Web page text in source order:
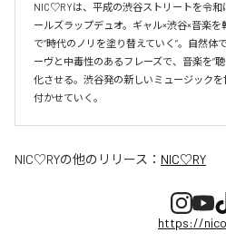
NIC♡RYは、平成の渋谷ストリートを令和
ールズラップデュオ。ギャル×渋谷×音楽
で“時代のノリを塗り替えていく”。自然
ーヴと中毒性のあるフレーズで、音楽を“
化させる。渋谷発の新しいミュージック
付かせていく。
NIC♡RYの他のリリース： NIC♡RY
https://